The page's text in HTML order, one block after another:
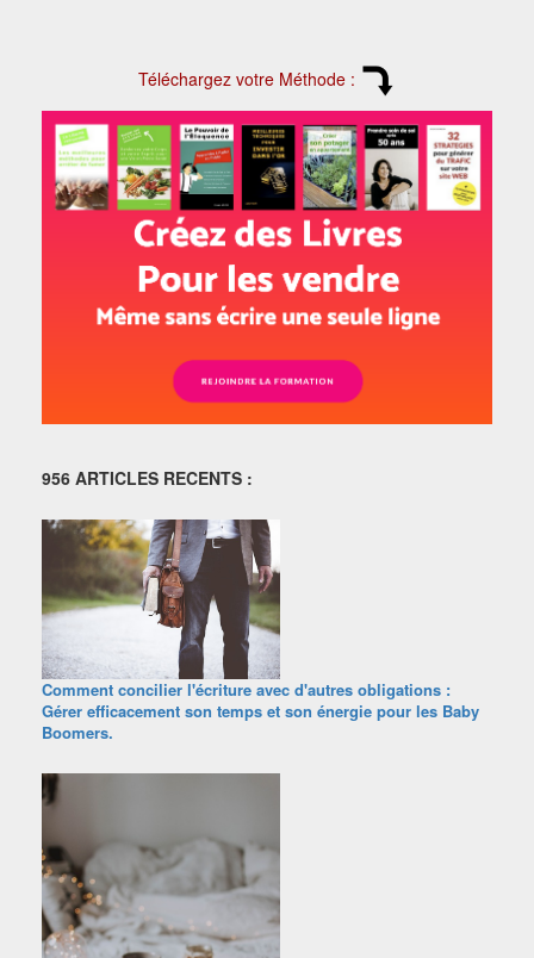
Téléchargez votre Méthode :
956 ARTICLES RECENTS :
Comment concilier l'écriture avec d'autres obligations :
Gérer efficacement son temps et son énergie pour les Baby
Boomers.